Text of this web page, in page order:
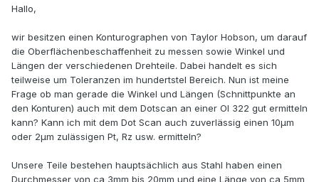
Hallo,
wir besitzen einen Konturographen von Taylor Hobson, um darauf
die Oberflächenbeschaffenheit zu messen sowie Winkel und
Längen der verschiedenen Drehteile. Dabei handelt es sich
teilweise um Toleranzen im hundertstel Bereich. Nun ist meine
Frage ob man gerade die Winkel und Längen (Schnittpunkte an
den Konturen) auch mit dem Dotscan an einer OI 322 gut ermitteln
kann? Kann ich mit dem Dot Scan auch zuverlässig einen 10µm
oder 2µm zulässigen Pt, Rz usw. ermitteln?
Unsere Teile bestehen hauptsächlich aus Stahl haben einen
Durchmesser von ca 3mm bis 20mm und eine Länge von ca 5mm